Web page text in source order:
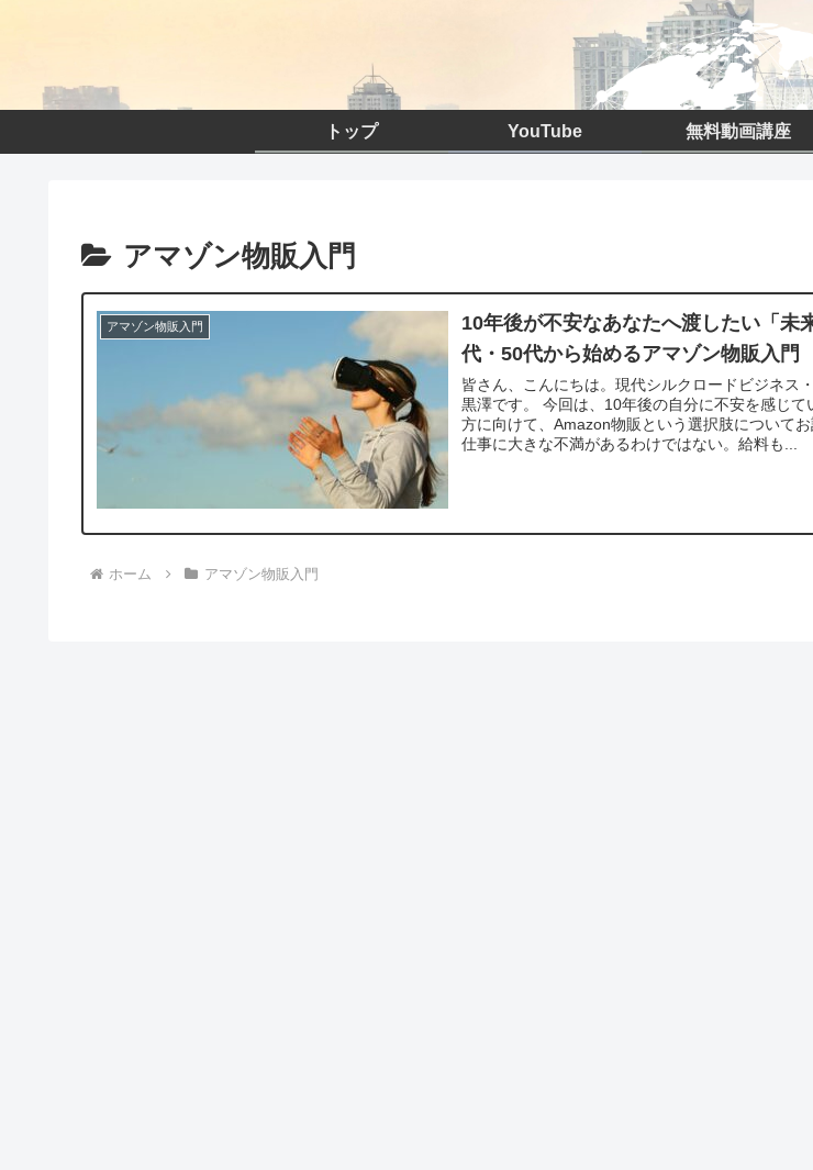
トップ YouTube 無料動画講座
アマゾン物販入門
アマゾン物販入門
10年後が不安なあなたへ渡したい「未
代・50代から始めるアマゾン物販入門
皆さん、こんにちは。現代シルクロードビジネス
黒澤です。 今回は、10年後の自分に不安を感じて
方に向けて、Amazon物販という選択肢について
仕事に大きな不満があるわけではない。給料も...
ホーム アマゾン物販入門